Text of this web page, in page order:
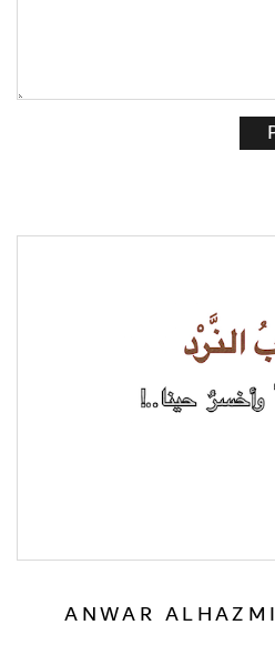
ANWAR ALHAZMI